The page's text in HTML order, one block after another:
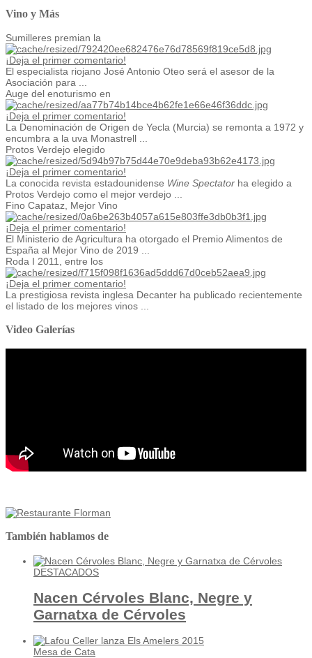
Vino y Más
Sumilleres premian la
¡Deja el primer comentario!
El especialista riojano José Antonio Oteo será el asesor de la
Asociación para ...
Auge del enoturismo en
¡Deja el primer comentario!
La Denominación de Origen de Yecla (Murcia) se remonta a 1972 y
encumbra a la uva Monastrell ...
Protos Verdejo elegido
¡Deja el primer comentario!
La conocida revista estadounidense Wine Spectator ha elegido a
Protos Verdejo como el mejor verdejo ...
Fino Capataz, Mejor Vino
¡Deja el primer comentario!
El Ministerio de Agricultura ha otorgado el Premio Alimentos de
España al Mejor Vino de 2019 ...
Roda I 2011, entre los
¡Deja el primer comentario!
La prestigiosa revista inglesa Decanter ha publicado recientemente
el listado de los mejores vinos ...
Video Galerías
También hablamos de
DESTACADOS
Nacen Cérvoles Blanc, Negre y
Garnatxa de Cérvoles
Mesa de Cata